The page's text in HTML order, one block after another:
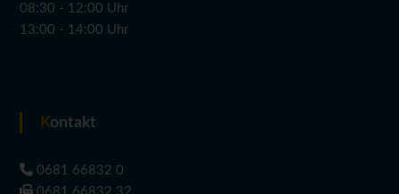
08:30 - 12:00 Uhr
13:00 - 14:00 Uhr
Kontakt
0681 66832 0